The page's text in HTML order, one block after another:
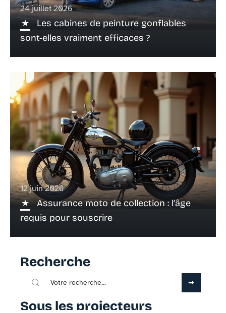
24 juillet 2026
Les cabines de peinture gonflables
sont-elles vraiment efficaces ?
12 juin 2026
Assurance moto de collection : l’âge
requis pour souscrire
Recherche
Sous les projecteurs